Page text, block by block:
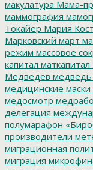
макулатура Мама-
маммография
Токайер Мария
Марковский март
режим массовое
капитал маткапитал
Медведев медведь
медицинские маски
медосмотр
делегация
полумарафон
производители
миграционная
миграция